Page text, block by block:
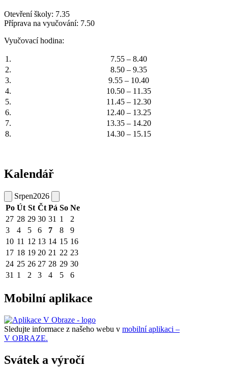
Otevření školy: 7.35
Příprava na vyučování: 7.50
Vyučovací hodina:
1.
7.55 – 8.40
2.
8.50 – 9.35
3.
9.55 – 10.40
4.
10.50 – 11.35
5.
11.45 – 12.30
6.
12.40 – 13.25
7.
13.35 – 14.20
8.
14.30 – 15.15
Kalendář
Srpen2026
Po Út St Čt Pá So Ne
27 28 29 30 31 1
2
3
4 5 6 7 8
9
10 11 12 13 14 15 16
17 18 19 20 21 22 23
24 25 26 27 28 29 30
31 1 2 3 4 5 6
Mobilní aplikace
Sledujte informace z našeho webu v mobilní aplikaci –
V OBRAZE.
Svátek a výročí